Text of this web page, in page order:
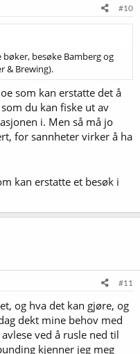
#10
besøke Bamberg og
& Brewing).
som kan erstatte det å
du kan fiske ut av
i. Men så må jo
for sannheter virker å ha
kan erstatte et besøk i
#11
og hva det kan gjøre, og
dekt mine behov med
ved å rusle ned til
kjenner jeg meg